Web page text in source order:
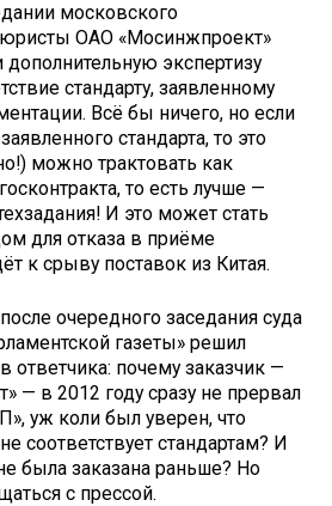
московского
ОАО «Мосинжпроект»
дополнительную экспертизу
стандарту, заявленному
Всё бы ничего, но если
стандарта, то это
можно трактовать как
то есть лучше —
И это может стать
для отказа в приёме
к срыву поставок из Китая.
очередного заседания суда
газеты» решил
ответчика: почему заказчик —
— в 2012 году сразу не прервал
уж коли был уверен, что
соответствует стандартам? И
была заказана раньше? Но
с прессой.